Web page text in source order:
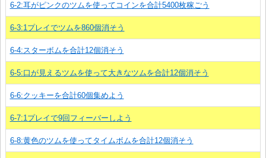
6-2:耳がピンクのツムを使ってコインを合計5400枚稼ごう
6-3:1プレイでツムを860個消そう
6-4:スターボムを合計12個消そう
6-5:口が見えるツムを使って大きなツムを合計12個消そう
6-6:クッキーを合計60個集めよう
6-7:1プレイで9回フィーバーしよう
6-8:黄色のツムを使ってタイムボムを合計12個消そう